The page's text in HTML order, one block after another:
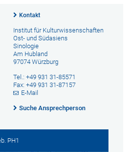
Kontakt
Institut für Kulturwissenschaften
Ost- und Südasiens
Sinologie
Am Hubland
97074 Würzburg
Tel.: +49 931 31-85571
Fax: +49 931 31-87157
E-Mail
Suche Ansprechperson
PH1